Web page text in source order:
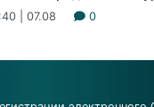
| 07.08 0